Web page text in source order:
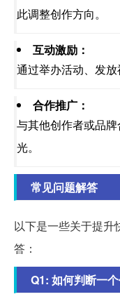
此调整创作方向。
互动激励：
通过举办活动、发放
合作推广：
与其他创作者或品
光。
常见问题解答
以下是一些关于提升
答：
Q1: 如何判断一